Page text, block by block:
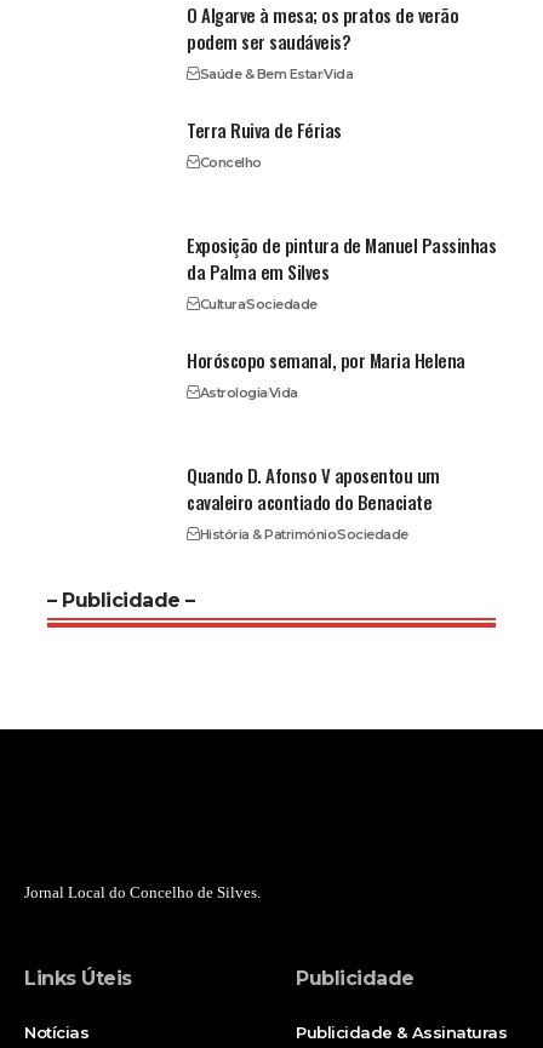
O Algarve à mesa; os pratos de verão
podem ser saudáveis?
Saúde & Bem EstarVida
Terra Ruiva de Férias
Concelho
Exposição de pintura de Manuel Passinhas
da Palma em Silves
CulturaSociedade
Horóscopo semanal, por Maria Helena
AstrologiaVida
Quando D. Afonso V aposentou um
cavaleiro acontiado do Benaciate
História & PatrimónioSociedade
– Publicidade –
Jornal Local do Concelho de Silves.
Links Úteis
Notícias
Publicidade
Publicidade & Assinaturas